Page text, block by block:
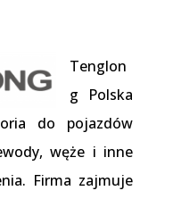
Tenglon
g Polska
do pojazdów
węże i inne
Firma zajmuje